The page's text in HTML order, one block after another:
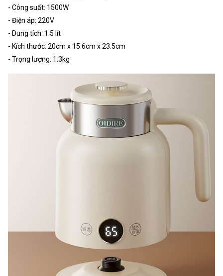
- Công suất: 1500W
- Điện áp: 220V
- Dung tích: 1.5 lít
- Kích thước: 20cm x 15.6cm x 23.5cm
- Trọng lượng: 1.3kg